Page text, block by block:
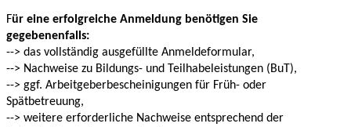
Für eine erfolgreiche Anmeldung benötigen Sie
gegebenenfalls:
--> das vollständig ausgefüllte Anmeldeformular,
--> Nachweise zu Bildungs- und Teilhabeleistungen (BuT),
--> ggf. Arbeitgeberbescheinigungen für Früh- oder
Spätbetreuung,
--> weitere erforderliche Nachweise entsprechend der